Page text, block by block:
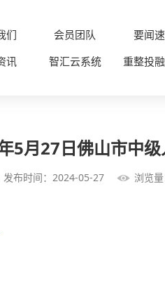
们 会员团队 要闻
讯
智汇云系统 重整投
5月27日佛山市中
发布时间：2024-05-27 浏览